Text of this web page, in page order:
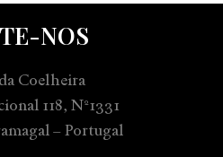
NOS
Coelheira
118, Nº1331
– Portugal